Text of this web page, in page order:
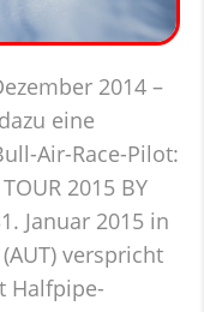
2014 –
eine
Air-Race-Pilot:
2015 BY
Januar 2015 in
verspricht
Halfpipe-